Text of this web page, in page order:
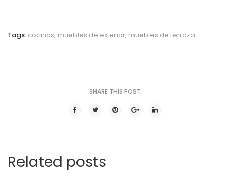
Tags: cocinas, muebles de exterior, muebles de terraza
SHARE THIS POST
Related posts